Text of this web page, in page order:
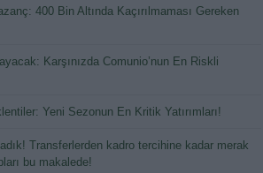
400 Bin Altında Kaçırılmaması Gereken
Karşınızda Comunio’nun En Riskli
Yeni Sezonun En Kritik Yatırımları!
Transferlerden kadro tercihine kadar merak
bu makalede!